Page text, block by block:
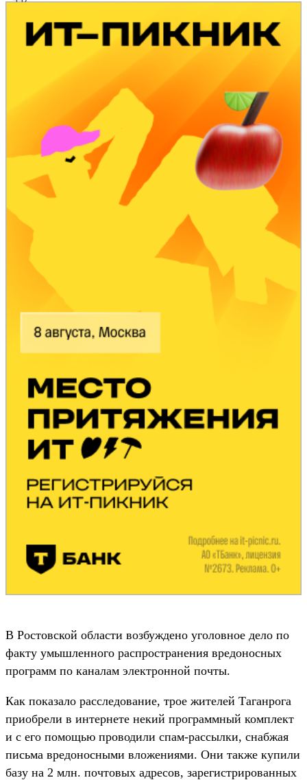
В Ростовской области возбуждено уголовное дело по
факту умышленного распространения вредоносных
программ по каналам электронной почты.
Как показало расследование, трое жителей Таганрога
приобрели в интернете некий программный комплект
и с его помощью проводили спам-рассылки, снабжая
письма вредоносными вложениями. Они также купили
базу на 2 млн. почтовых адресов, зарегистрированных